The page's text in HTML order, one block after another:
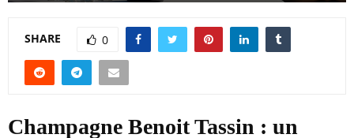
SHARE 0
Champagne Benoit Tassin : un